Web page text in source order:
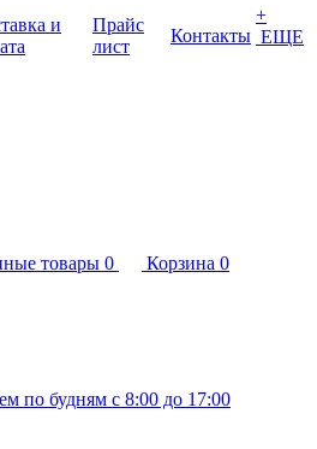
и
Прайс
лист
Контакты
+
ЕЩЕ
товары 0 Корзина 0
по будням с 8:00 до 17:00